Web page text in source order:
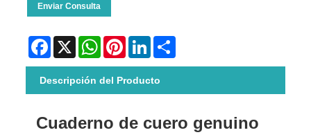
Enviar Consulta
Facebook
X WhatsAppPinterestLinkedIn
Descripción del Producto
Cuaderno de cuero genuino